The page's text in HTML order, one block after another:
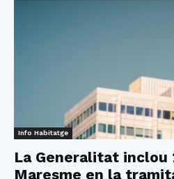
Info Habitatge
La Generalitat inclou
Maresme en la